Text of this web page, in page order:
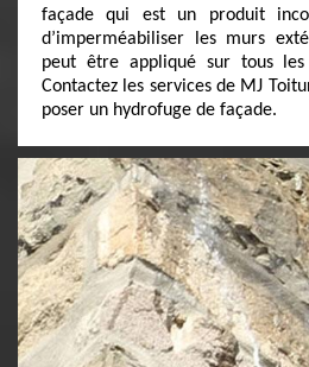
façade qui est un produit
d’imperméabiliser les murs
peut être appliqué sur tous
Contactez les services de MJ
poser un hydrofuge de façade.